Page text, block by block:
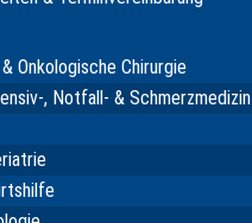
Onkologische Chirurgie
, Notfall- & Schmerzmedizin